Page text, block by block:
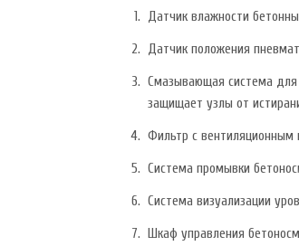
Датчик влажности
Датчик положения
Смазывающая система для
защищает узлы от
Фильтр с вентиляционным
Система промывки
Система визуализации
Шкаф управления